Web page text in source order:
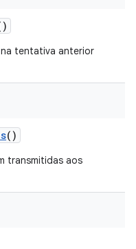
tentativa anterior
()
transmitidas aos